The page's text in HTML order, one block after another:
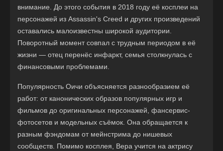
внимание. До этого события в 2018 году её косплеи на
персонажей из Assassin's Creed и других произведений
оставались малоизвестны широкой аудитории.
Поворотный момент совпал с трудным периодом в её
жизни — отец перенёс инфаркт, семья столкнулась с
финансовыми проблемами.
Популярность Оичи объясняется разнообразием её
работ: от канонических образов популярных игр и
фильмов до оригинальных персонажей, фансервис-
фотосетов и модельных съёмок. Она обращается к
разным фэндомам от мейнстрима до нишевых
сообществ. Помимо косплея, Вера учится на актрису